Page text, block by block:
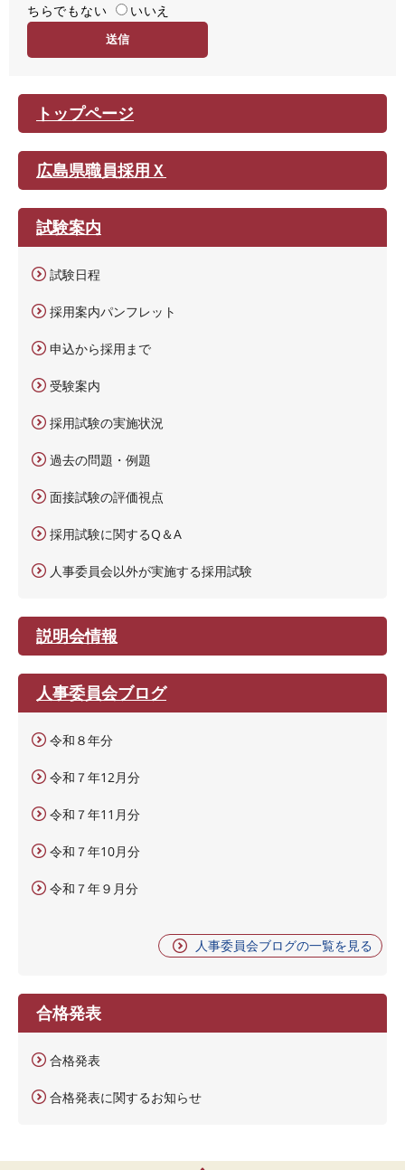
易
ちらでもない
いいえ
トップページ
広島県職員採用Ｘ
試験案内
試験日程
採用案内パンフレット
申込から採用まで
受験案内
採用試験の実施状況
過去の問題・例題
面接試験の評価視点
採用試験に関するQ＆A
人事委員会以外が実施する採用試験
説明会情報
人事委員会ブログ
令和８年分
令和７年12月分
令和７年11月分
令和７年10月分
令和７年９月分
人事委員会ブログの一覧を見る
合格発表
合格発表
合格発表に関するお知らせ